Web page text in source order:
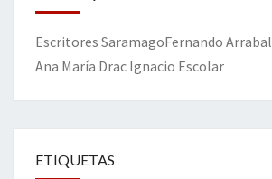
Escritores SaramagoFernando Arrabal
Ana María Drac Ignacio Escolar
ETIQUETAS